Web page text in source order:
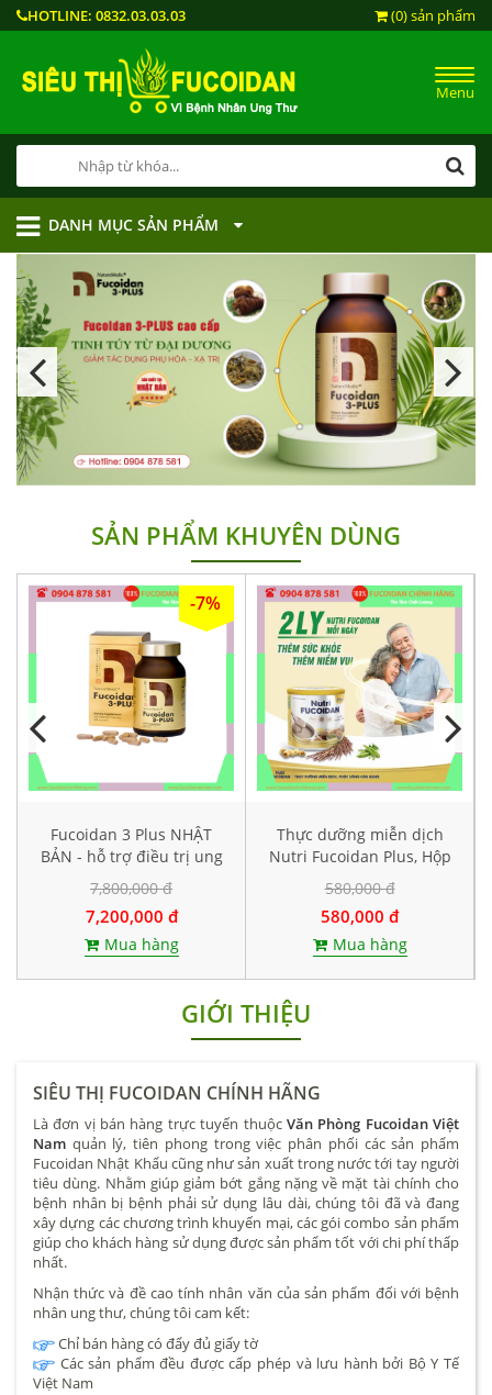
HOTLINE: 0832.03.03.03 (0) sản phẩm
Menu
DANH MỤC SẢN PHẨM
SẢN PHẨM KHUYÊN DÙNG
-7%
Fucoidan 3 Plus NHẬT
BẢN - hỗ trợ điều trị ung
thư, tăng sức đề kháng
7,800,000 đ
7,200,000 đ
Mua hàng
Thực dưỡng miễn dịch
Nutri Fucoidan Plus, Hộp
500g
580,000 đ
580,000 đ
Mua hàng
GIỚI THIỆU
SIÊU THỊ FUCOIDAN CHÍNH HÃNG
Là đơn vị bán hàng trực tuyến thuộc Văn Phòng Fucoidan Việt
Nam quản lý, tiên phong trong việc phân phối các sản phẩm
Fucoidan Nhật Khẩu cũng như sản xuất trong nước tới tay người
tiêu dùng. Nhằm giúp giảm bớt gắng nặng về mặt tài chính cho
bệnh nhân bị bệnh phải sử dụng lâu dài, chúng tôi đã và đang
xây dựng các chương trình khuyến mại, các gói combo sản phẩm
giúp cho khách hàng sử dụng được sản phẩm tốt với chi phí thấp
nhất.
Nhận thức và đề cao tính nhân văn của sản phẩm đối với bệnh
nhân ung thư, chúng tôi cam kết:
Chỉ bán hàng có đẩy đủ giấy tờ
Các sản phẩm đều được cấp phép và lưu hành bởi Bộ Y Tế
Việt Nam